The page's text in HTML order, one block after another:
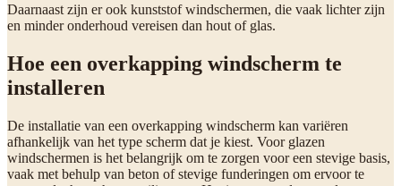
Daarnaast zijn er ook kunststof windschermen, die vaak lichter zijn
en minder onderhoud vereisen dan hout of glas.
Hoe een overkapping windscherm te
installeren
De installatie van een overkapping windscherm kan variëren
afhankelijk van het type scherm dat je kiest. Voor glazen
windschermen is het belangrijk om te zorgen voor een stevige basis,
vaak met behulp van beton of stevige funderingen om ervoor te